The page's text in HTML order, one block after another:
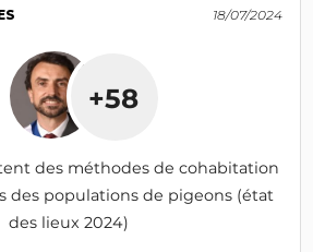
18/07/2024
+58
des méthodes de cohabitation
des populations de pigeons (état
des lieux 2024)